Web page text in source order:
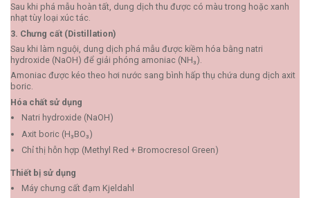
Sau khi phá mẫu hoàn tất, dung dịch thu được có màu trong hoặc xanh
nhạt tùy loại xúc tác.
3. Chưng cất (Distillation)
Sau khi làm nguội, dung dịch phá mẫu được kiềm hóa bằng natri
hydroxide (NaOH) để giải phóng amoniac (NH₃).
Amoniac được kéo theo hơi nước sang bình hấp thụ chứa dung dịch axit
boric.
Hóa chất sử dụng
Natri hydroxide (NaOH)
Axit boric (H₃BO₃)
Chỉ thị hỗn hợp (Methyl Red + Bromocresol Green)
Thiết bị sử dụng
Máy chưng cất đạm Kjeldahl